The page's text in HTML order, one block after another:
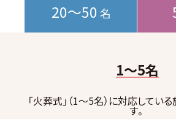
20～50 名
1～5名
「火葬式」（1～5名）に対応してい
す。